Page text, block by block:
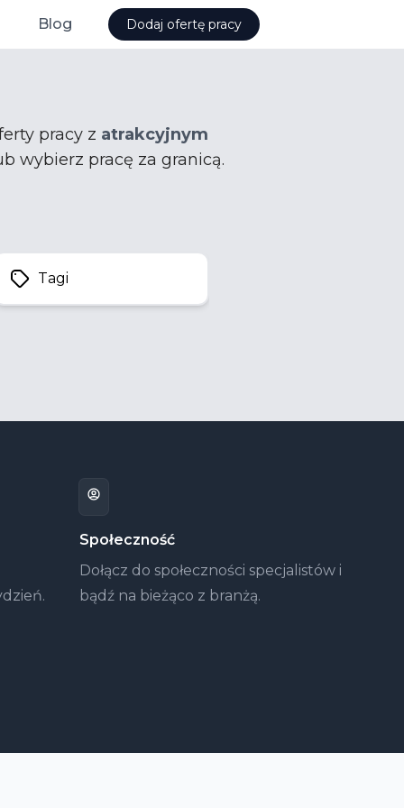
Blog Dodaj ofertę pracy
pracy z atrakcyjnym
wybierz pracę za granicą.
Tagi
Społeczność
Dołącz do społeczności specjalistów i
bądź na bieżąco z branżą.